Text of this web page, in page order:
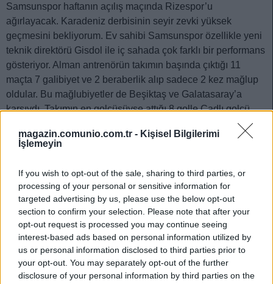
magazin.comunio.com.tr - Kişisel Bilgilerimi
İşlemeyin
If you wish to opt-out of the sale, sharing to third parties, or
processing of your personal or sensitive information for
targeted advertising by us, please use the below opt-out
section to confirm your selection. Please note that after your
opt-out request is processed you may continue seeing
interest-based ads based on personal information utilized by
us or personal information disclosed to third parties prior to
your opt-out. You may separately opt-out of the further
disclosure of your personal information by third parties on the
Samsunspor haftanın açılış maçında Rizespor’u
ağırlayacak. Karadeniz derbisinin seyir zevki yüksek
geçmesini bekliyorum. Ev sahibi Samsunspor özellikle yeni
teknik direktörü Gisdol ile iç sahada çok farklı bir performans
gösteriyor. Alman antrenörün takımın başında çıktığı 11
maçta 7 galibiyet ve 2 beraberlik alıp sadece 2 kez mağlup
oldular. Bu mağlubiyetler de Beşiktaş ve Galatasaray’a
karşıydı. Takımın en golcüsüyse attığı 8 golle Çadlı golcü
Samsunspor’da fark yaratan isim Mouandilmadji olabilir.
Guilherme Sitya / vs
Düşme hattını yakından ilgilendiren maçta Konyaspor,
Hatayspor’u ağırlayacak. Her puanın çok kritik olduğu
haftalara girdik ve ligin neredeyse yarısı düşme korkusunu
iliklerine kadar hissediyor. Ben iki takımın birbirini tarttığı
düşük skorlu bir maç bekliyorum. Ev sahibi takımın yıldız